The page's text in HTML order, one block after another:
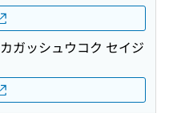
ガッシュウコク セイジ